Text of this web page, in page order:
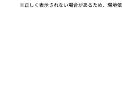
※正しく表示されない場合があるため、環境